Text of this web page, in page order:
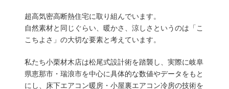
コンを導入したい方
松尾設計室のファンの方
超高気密高断熱住宅に取り組んでいます。
自然素材と同じぐらい、暖かさ、涼しさというのは「こ
こちよさ」の大切な要素と考えています。
私たち小栗材木店は松尾式設計術を踏襲し、実際に岐阜
県恵那市・瑞浪市を中心に具体的な数値やデータをもと
にし、床下エアコン暖房・小屋裏エアコン冷房の技術を